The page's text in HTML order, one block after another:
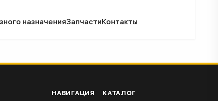
назначенияЗапчастиКонтакты
НАВИГАЦИЯ КАТАЛОГ